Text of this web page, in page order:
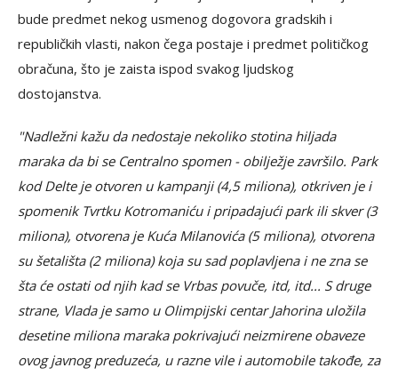
bude predmet nekog usmenog dogovora gradskih i
republičkih vlasti, nakon čega postaje i predmet političkog
obračuna, što je zaista ispod svakog ljudskog
dostojanstva.
"Nadležni kažu da nedostaje nekoliko stotina hiljada
maraka da bi se Centralno spomen - obilježje završilo. Park
kod Delte je otvoren u kampanji (4,5 miliona), otkriven je i
spomenik Tvrtku Kotromaniću i pripadajući park ili skver (3
miliona), otvorena je Kuća Milanovića (5 miliona), otvorena
su šetališta (2 miliona) koja su sad poplavljena i ne zna se
šta će ostati od njih kad se Vrbas povuče, itd, itd... S druge
strane, Vlada je samo u Olimpijski centar Jahorina uložila
desetine miliona maraka pokrivajući neizmirene obaveze
ovog javnog preduzeća, u razne vile i automobile takođe, za